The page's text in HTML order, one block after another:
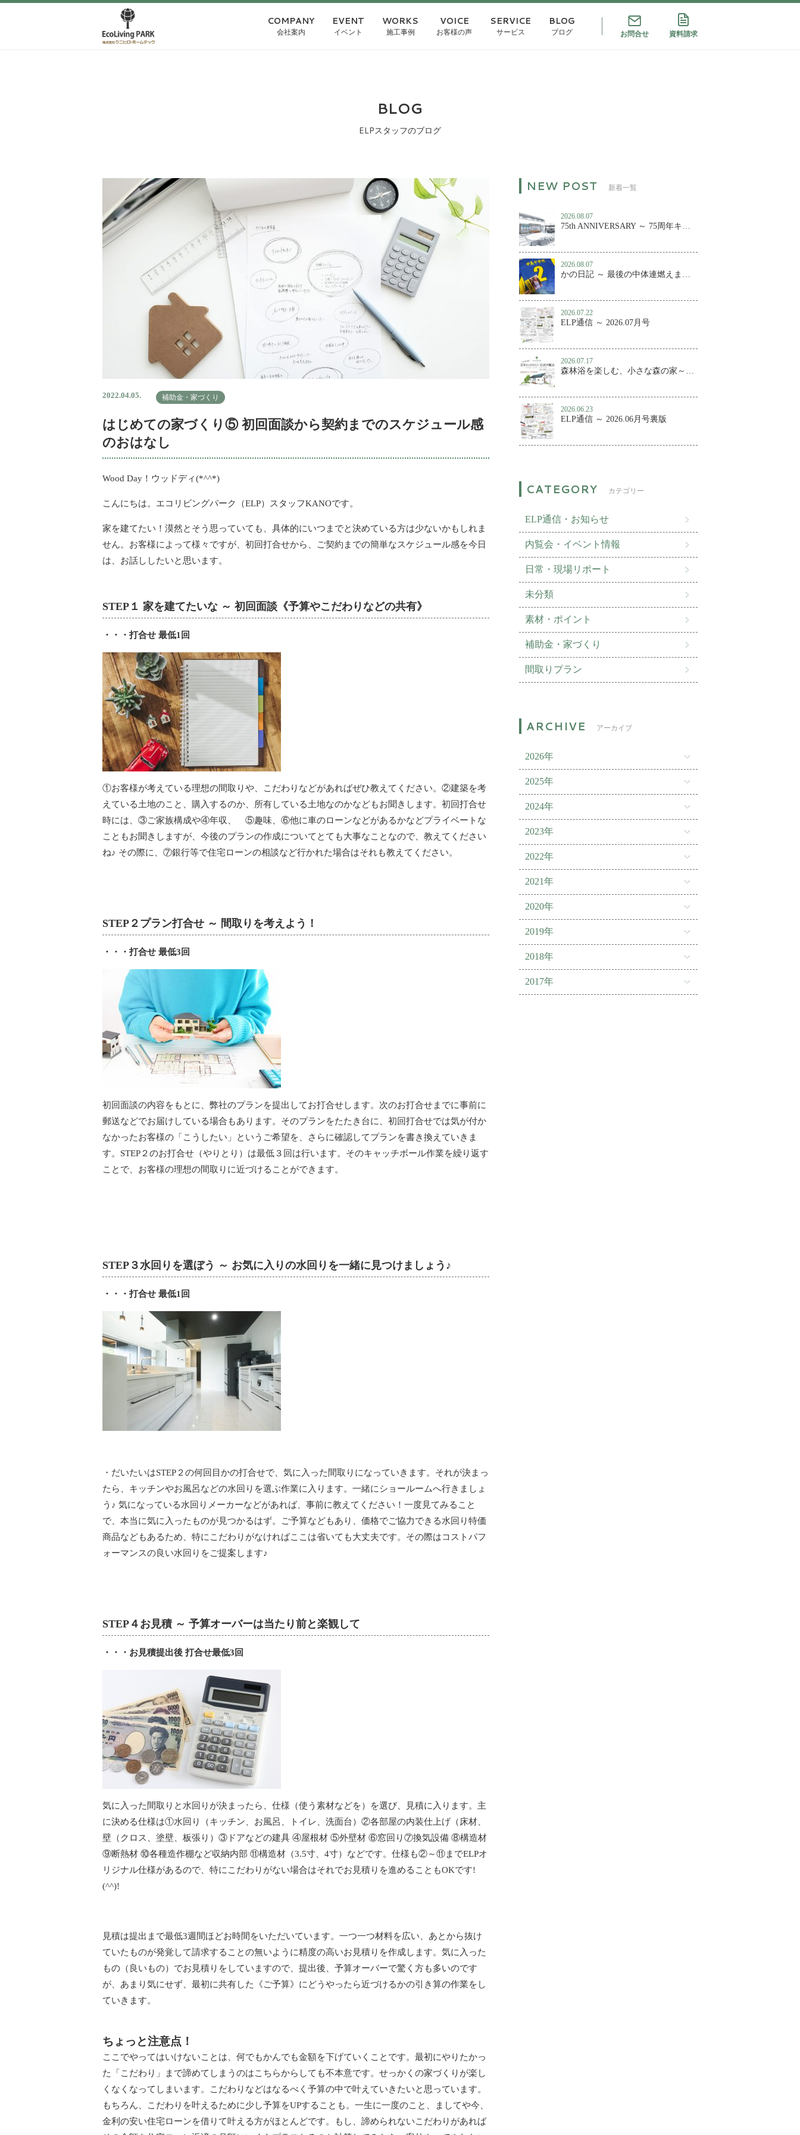
COMPANY
会社案内
EVENT
イベント
WORKS
施工事例
VOICE
お客様の声
SERVICE
サービス
BLOG
ブログ お問合せ 資料請求
BLOG
ELPスタッフのブログ
2022.04.05. 補助金・家づくり
はじめての家づくり⑤ 初回面談から契約までのスケジュール感
のおはなし
Wood Day！ウッドディ(*^^*)
こんにちは。エコリビングパーク（ELP）スタッフKANOです。
家を建てたい！漠然とそう思っていても、具体的にいつまでと決めている方は少ないかもしれま
せん。お客様によって様々ですが、初回打合せから、ご契約までの簡単なスケジュール感を今日
は、お話ししたいと思います。
STEP１ 家を建てたいな ～ 初回面談《予算やこだわりなどの共有》
・・・打合せ 最低1回
①お客様が考えている理想の間取りや、こだわりなどがあればぜひ教えてください。②建築を考
えている土地のこと、購入するのか、所有している土地なのかなどもお聞きします。初回打合せ
時には、③ご家族構成や④年収、 ⑤趣味、⑥他に車のローンなどがあるかなどプライベートな
こともお聞きしますが、今後のプランの作成についてとても大事なことなので、教えてください
ね♪ その際に、⑦銀行等で住宅ローンの相談など行かれた場合はそれも教えてください。
STEP２プラン打合せ ～ 間取りを考えよう！
・・・打合せ 最低3回
初回面談の内容をもとに、弊社のプランを提出してお打合せします。次のお打合せまでに事前に
郵送などでお届けしている場合もあります。そのプランをたたき台に、初回打合せでは気が付か
なかったお客様の「こうしたい」というご希望を、さらに確認してプランを書き換えていきま
す。STEP２のお打合せ（やりとり）は最低３回は行います。そのキャッチボール作業を繰り返す
ことで、お客様の理想の間取りに近づけることができます。
STEP３水回りを選ぼう ～ お気に入りの水回りを一緒に見つけましょう♪
・・・打合せ 最低1回
・だいたいはSTEP２の何回目かの打合せで、気に入った間取りになっていきます。それが決まっ
たら、キッチンやお風呂などの水回りを選ぶ作業に入ります。一緒にショールームへ行きましょ
う♪ 気になっている水回りメーカーなどがあれば、事前に教えてください！一度見てみること
で、本当に気に入ったものが見つかるはず。ご予算などもあり、価格でご協力できる水回り特価
商品などもあるため、特にこだわりがなければここは省いても大丈夫です。その際はコストパフ
ォーマンスの良い水回りをご提案します♪
STEP４お見積 ～ 予算オーバーは当たり前と楽観して
・・・お見積提出後 打合せ最低3回
気に入った間取りと水回りが決まったら、仕様（使う素材などを）を選び、見積に入ります。主
に決める仕様は①水回り（キッチン、お風呂、トイレ、洗面台）②各部屋の内装仕上げ（床材、
壁（クロス、塗壁、板張り）③ドアなどの建具 ④屋根材 ⑤外壁材 ⑥窓回り⑦換気設備 ⑧構造材
⑨断熱材 ⑩各種造作棚など収納内部 ⑪構造材（3.5寸、4寸）などです。仕様も②～⑪までELPオ
リジナル仕様があるので、特にこだわりがない場合はそれでお見積りを進めることもOKです!
(^^)!
見積は提出まで最低3週間ほどお時間をいただいています。一つ一つ材料を広い、あとから抜け
ていたものが発覚して請求することの無いように精度の高いお見積りを作成します。気に入った
もの（良いもの）でお見積りをしていますので、提出後、予算オーバーで驚く方も多いのです
が、あまり気にせず、最初に共有した《ご予算》にどうやったら近づけるかの引き算の作業をし
ていきます。
ちょっと注意点！
ここでやってはいけないことは、何でもかんでも金額を下げていくことです。最初にやりたかっ
た「こだわり」まで諦めてしまうのはこちらからしても不本意です。せっかくの家づくりが楽し
くなくなってしまいます。こだわりなどはなるべく予算の中で叶えていきたいと思っています。
もちろん、こだわりを叶えるために少し予算をUPすることも。一生に一度のこと、ましてや今、
金利の安い住宅ローンを借りて叶える方がほとんどです。もし、諦められないこだわりがあれば
新着一覧
2026.08.07
75th ANNIVERSARY ～ 75周年キャンペーン第２弾！
2026.08.07
かの日記 ～ 最後の中体連燃えました
2026.07.22
ELP通信 ～ 2026.07月号
2026.07.17
森林浴を楽しむ、小さな森の家～百年KUMIKO 完成内覧会
2026.06.23
ELP通信 ～ 2026.06月号裏版
カテゴリー
ELP通信・お知らせ
内覧会・イベント情報
日常・現場リポート
未分類
素材・ポイント
補助金・家づくり
間取りプラン
アーカイブ
2026年
2025年
2024年
2023年
2022年
2021年
2020年
2019年
2018年
2017年